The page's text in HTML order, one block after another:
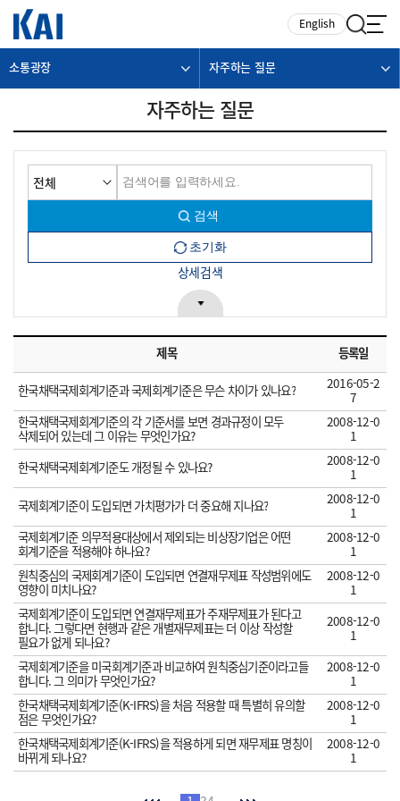
English
소통광장 자주하는 질문
자주하는 질문
상세검색
제목 등록일
한국채택국제회계기준과 국제회계기준은 무슨 차이가 있나요?
2016-05-2
7
한국채택국제회계기준의 각 기준서를 보면 경과규정이 모두
삭제되어 있는데 그 이유는 무엇인가요?
2008-12-0
1
한국채택국제회계기준도 개정될 수 있나요?
2008-12-0
1
국제회계기준이 도입되면 가치평가가 더 중요해 지나요?
2008-12-0
1
국제회계기준 의무적용대상에서 제외되는 비상장기업은 어떤
회계기준을 적용해야 하나요?
2008-12-0
1
원칙중심의 국제회계기준이 도입되면 연결재무제표 작성범위에도
영향이 미치나요?
2008-12-0
1
국제회계기준이 도입되면 연결재무제표가 주재무제표가 된다고
합니다. 그렇다면 현행과 같은 개별재무제표는 더 이상 작성할
필요가 없게 되나요?
2008-12-0
1
국제회계기준을 미국회계기준과 비교하여 원칙중심기준이라고들
합니다. 그 의미가 무엇인가요?
2008-12-0
1
한국채택국제회계기준(K-IFRS)을 처음 적용할 때 특별히 유의할
점은 무엇인가요?
2008-12-0
1
한국채택국제회계기준(K-IFRS)을 적용하게 되면 재무제표 명칭이
바뀌게 되나요?
2008-12-0
1